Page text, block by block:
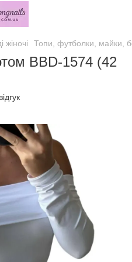
Топи, футболки, майки,
BBD-1574 (42